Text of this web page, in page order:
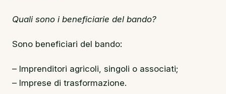
Quali sono i beneficiarie del bando?
Sono beneficiari del bando:
– Imprenditori agricoli, singoli o associati;
– Imprese di trasformazione.